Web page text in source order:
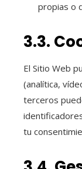
propias o
3.3.
El Sitio Web
(analítica,
terceros
tu